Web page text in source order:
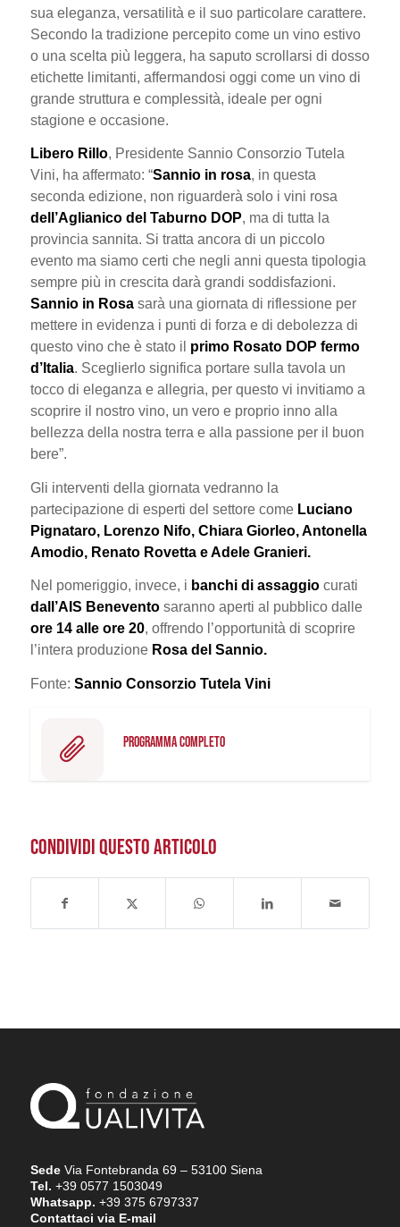
sua eleganza, versatilità e il suo particolare carattere.
Secondo la tradizione percepito come un vino estivo
o una scelta più leggera, ha saputo scrollarsi di dosso
etichette limitanti, affermandosi oggi come un vino di
grande struttura e complessità, ideale per ogni
stagione e occasione.
Libero Rillo, Presidente Sannio Consorzio Tutela
Vini, ha affermato: “Sannio in rosa, in questa
seconda edizione, non riguarderà solo i vini rosa
dell’Aglianico del Taburno DOP, ma di tutta la
provincia sannita. Si tratta ancora di un piccolo
evento ma siamo certi che negli anni questa tipologia
sempre più in crescita darà grandi soddisfazioni.
Sannio in Rosasarà una giornata di riflessione per
mettere in evidenza i punti di forza e di debolezza di
questo vino che è stato il primo Rosato DOP fermo
d’Italia. Sceglierlo significa portare sulla tavola un
tocco di eleganza e allegria, per questo vi invitiamo a
scoprire il nostro vino, un vero e proprio inno alla
bellezza della nostra terra e alla passione per il buon
bere”.
Gli interventi della giornata vedranno la
partecipazione di esperti del settore come Luciano
Pignataro, Lorenzo Nifo, Chiara Giorleo, Antonella
Amodio, Renato Rovetta e Adele Granieri.
Nel pomeriggio, invece, i banchi di assaggiocurati
dall’AIS Beneventosaranno aperti al pubblico dalle
ore 14 alle ore 20, offrendo l’opportunità di scoprire
l’intera produzione Rosa del Sannio.
Fonte: Sannio Consorzio Tutela Vini
PROGRAMMA COMPLETO
CONDIVIDI QUESTO ARTICOLO
SedeVia Fontebranda 69 – 53100 Siena
Tel. +39 0577 1503049
Whatsapp. +39 375 6797337
Contattaci via E-mail